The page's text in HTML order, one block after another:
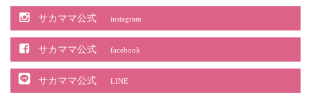
サカママ公式 instagram
サカママ公式 facebook
サカママ公式 LINE